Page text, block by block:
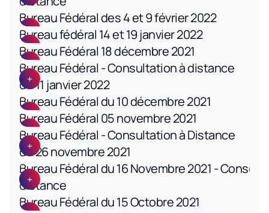
Bureau Fédéral des 4 et 9 février 2022
Bureau fédéral 14 et 19 janvier 2022
Bureau Fédéral 18 décembre 2021
Bureau Fédéral - Consultation à distance
du 11 janvier 2022
Bureau Fédéral du 10 décembre 2021
Bureau Fédéral 05 novembre 2021
Bureau Fédéral - Consultation à Distance
du 26 novembre 2021
Bureau Fédéral du 16 Novembre 2021 -
distance
Bureau Fédéral du 15 Octobre 2021